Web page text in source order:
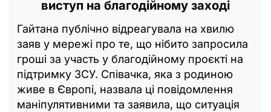
виступ на благодійному заході
Гайтана публічно відреагувала на хвилю
заяв у мережі про те, що нібито запросила
гроші за участь у благодійному проєкті на
підтримку ЗСУ. Співачка, яка з родиною
живе в Європі, назвала ці повідомлення
маніпулятивними та заявила, що ситуація